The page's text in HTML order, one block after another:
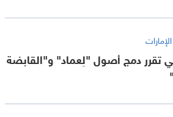
تقرر دمج أصول "لِعماد" و"القابضة